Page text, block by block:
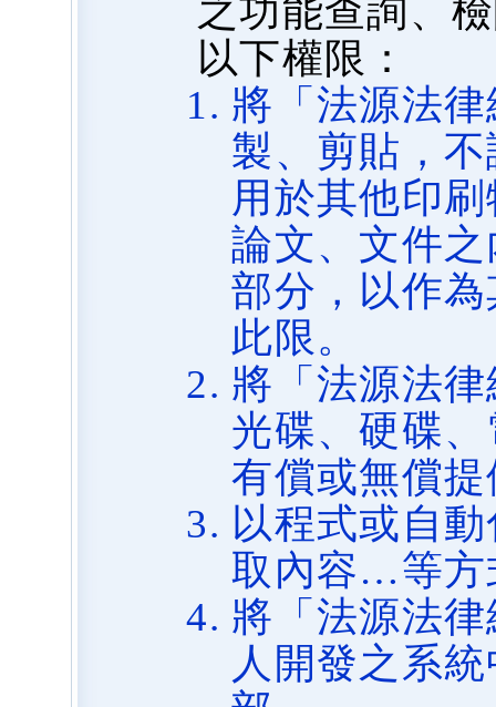
之功能查詢、
以下權限：
將「法源法
製、剪貼，
用於其他印
論文、文件
部分，以作
此限。
將「法源法
光碟、硬碟
有償或無償
以程式或自
取內容…等方
將「法源法
人開發之系